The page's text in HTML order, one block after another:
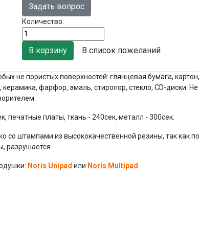
Задать вопрос
Количество:
В список пожеланий
не пористых поверхностей: глянцевая бумага,
фарфор, эмаль, стиропор, стекло, CD-диски.
печатные платы, ткань - 240сек, металл - 300сек.
со штампами из высококачественной резины, так как
разрушается.
Noris Unipad или Noris Multipad.